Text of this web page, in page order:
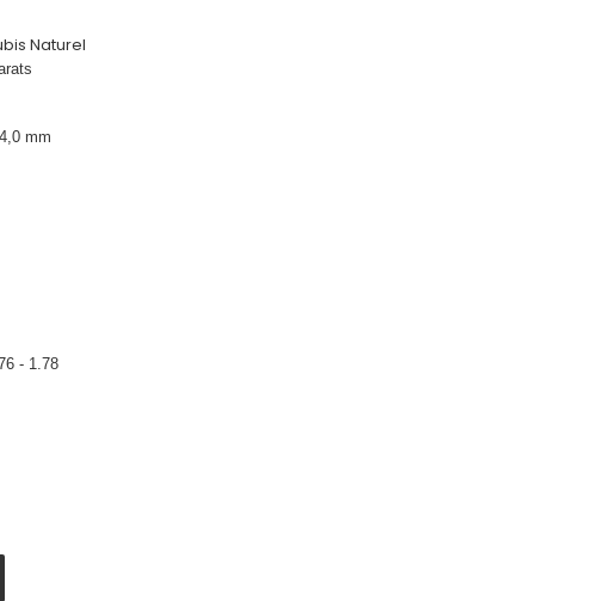
Naturel
mm
- 1.78